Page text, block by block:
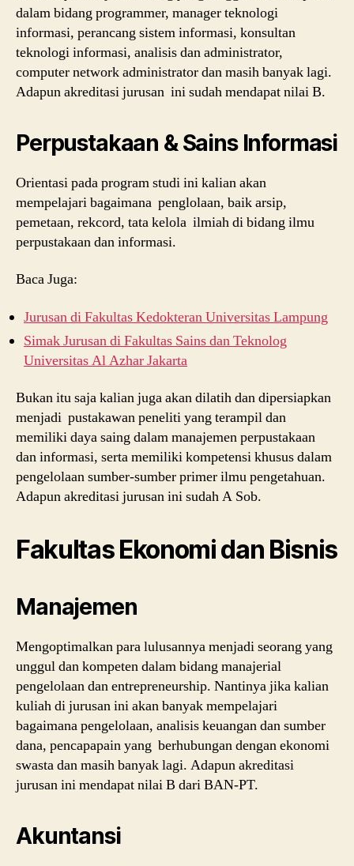
dalam bidang programmer, manager teknologi
informasi, perancang sistem informasi, konsultan
teknologi informasi, analisis dan administrator,
computer network administrator dan masih banyak lagi.
Adapun akreditasi jurusan ini sudah mendapat nilai B.
Perpustakaan & Sains Informasi
Orientasi pada program studi ini kalian akan
mempelajari bagaimana penglolaan, baik arsip,
pemetaan, rekcord, tata kelola ilmiah di bidang ilmu
perpustakaan dan informasi.
Baca Juga:
Jurusan di Fakultas Kedokteran Universitas Lampung
Simak Jurusan di Fakultas Sains dan Teknolog
Universitas Al Azhar Jakarta
Bukan itu saja kalian juga akan dilatih dan dipersiapkan
menjadi pustakawan peneliti yang terampil dan
memiliki daya saing dalam manajemen perpustakaan
dan informasi, serta memiliki kompetensi khusus dalam
pengelolaan sumber-sumber primer ilmu pengetahuan.
Adapun akreditasi jurusan ini sudah A Sob.
Fakultas Ekonomi dan Bisnis
Manajemen
Mengoptimalkan para lulusannya menjadi seorang yang
unggul dan kompeten dalam bidang manajerial
pengelolaan dan entrepreneurship. Nantinya jika kalian
kuliah di jurusan ini akan banyak mempelajari
bagaimana pengelolaan, analisis keuangan dan sumber
dana, pencapapain yang berhubungan dengan ekonomi
swasta dan masih banyak lagi. Adapun akreditasi
jurusan ini mendapat nilai B dari BAN-PT.
Akuntansi